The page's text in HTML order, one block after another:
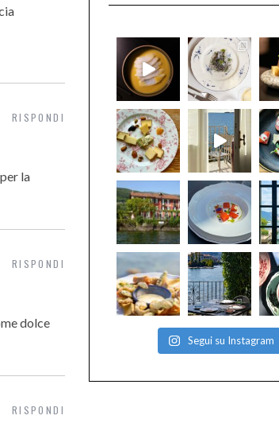
la
RISPONDI
dolce
RISPONDI
RISPONDI
Segui su Instagram